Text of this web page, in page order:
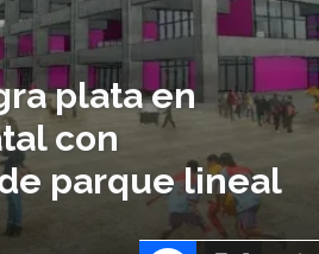
plata en
con
parque lineal
X
Facebook